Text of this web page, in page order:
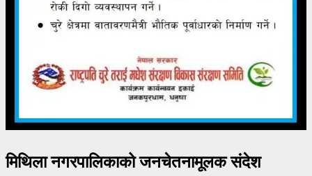
मिथिला नगरपालिकाको जनचेतनामूलक संदेश